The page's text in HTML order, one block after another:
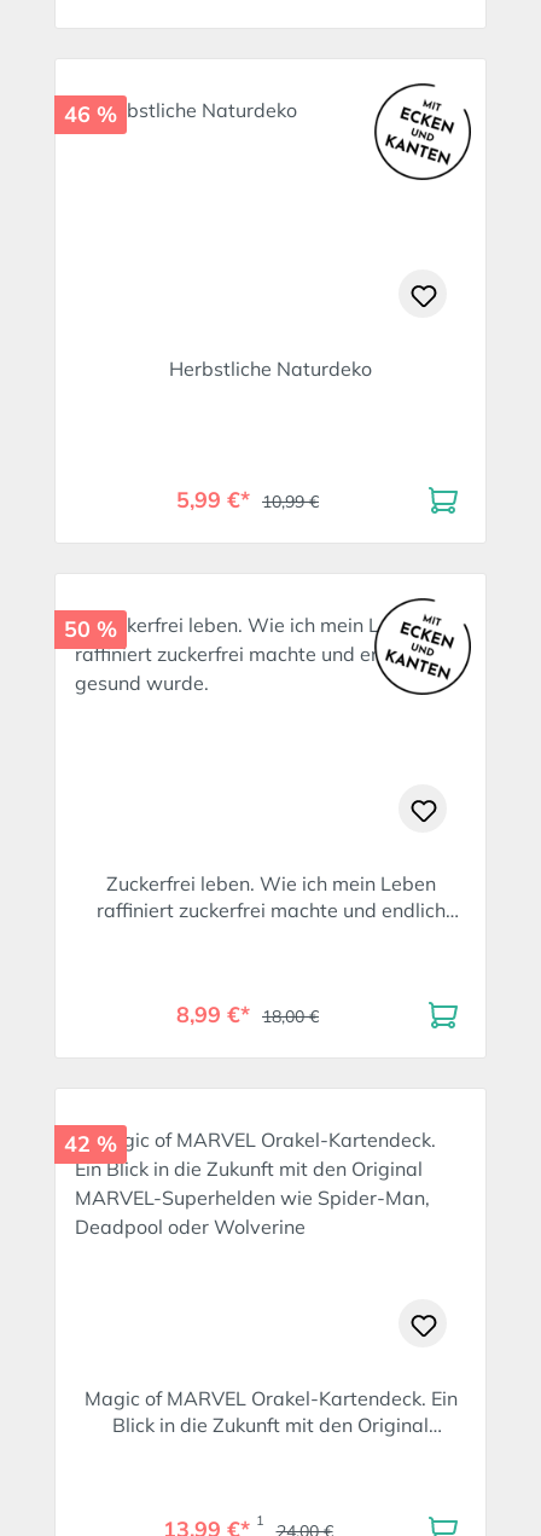
46 %
Herbstliche Naturdeko
5,99 €* 10,99 €
50 %
Zuckerfrei leben. Wie ich mein Leben
raffiniert zuckerfrei machte und endlich
8,99 €* 18,00 €
42 %
Magic of MARVEL Orakel-Kartendeck. Ein
Blick in die Zukunft mit den Original
13,99 €* 1 24,00 €